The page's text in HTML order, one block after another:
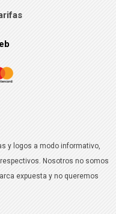
y logos a modo informativo,
Nosotros no somos
expuesta y no queremos